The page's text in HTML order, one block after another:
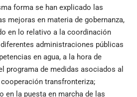
forma se han explicado las
mejoras en materia de gobernanza,
en lo relativo a la coordinación
administraciones públicas
en agua, a la hora de
programa de medidas asociados al
cooperación transfronteriza;
en la puesta en marcha de las